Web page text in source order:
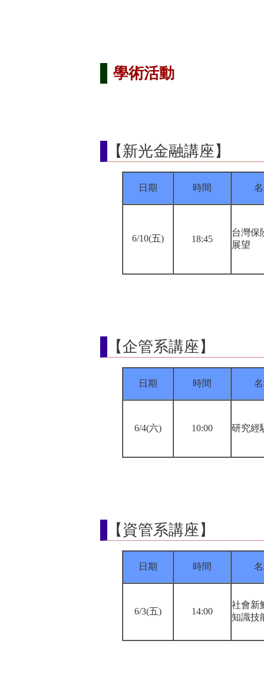
學術活動
【新光金融講座】
日期 時間
6/10(五) 18:45
台灣保
展望
【企管系講座】
日期 時間
6/4(六) 10:00 研究經
【資管系講座】
日期 時間
6/3(五) 14:00
社會新
知識技